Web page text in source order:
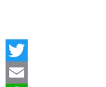
Twitter